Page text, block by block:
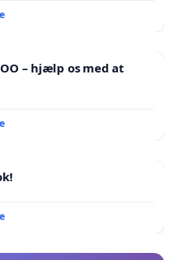
– hjælp os med at